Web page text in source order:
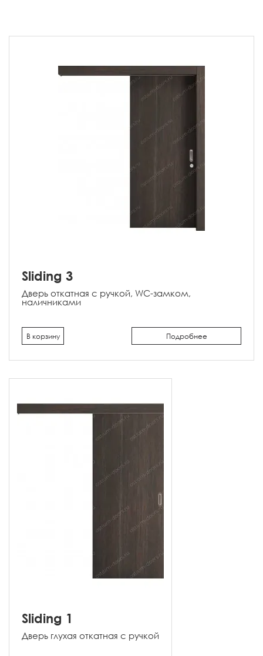
Sliding 3
Дверь откатная с ручкой, WC-замком,
наличниками
Подробнее
В корзину
Sliding 1
Дверь глухая откатная с ручкой